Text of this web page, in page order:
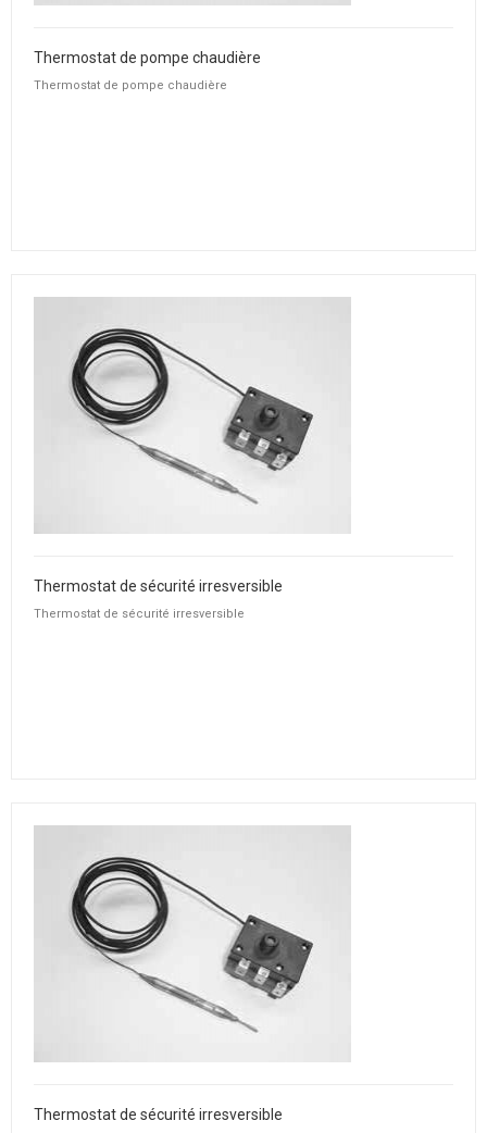
Thermostat de pompe chaudière
Thermostat de pompe chaudière
Thermostat de sécurité irresversible
Thermostat de sécurité irresversible
Thermostat de sécurité irresversible